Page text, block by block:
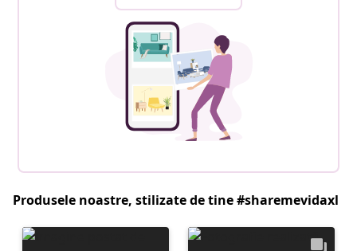
Produsele noastre, stilizate de tine #sharemevidaxl